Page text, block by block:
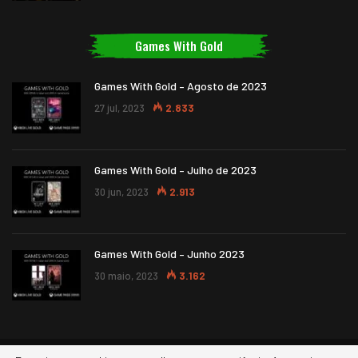
Games With Gold
Games With Gold – Agosto de 2023
27 jul, 2023 2.833
Games With Gold – Julho de 2023
30 jun, 2023 2.913
Games With Gold – Junho 2023
30 maio, 2023 3.162